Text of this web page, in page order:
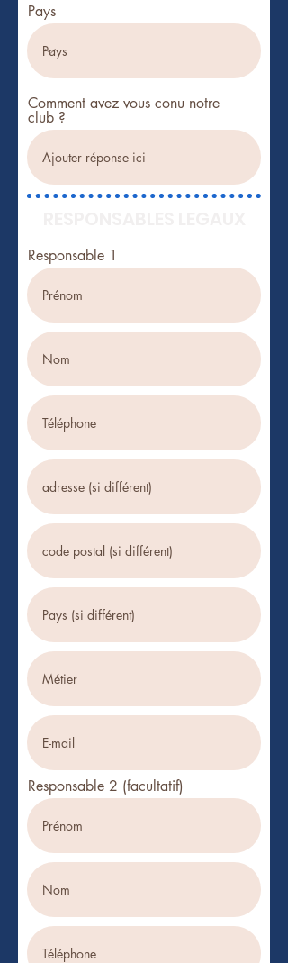
Pays
Comment avez vous conu notre
club ?
Responsable 1
Responsable 2 (facultatif)